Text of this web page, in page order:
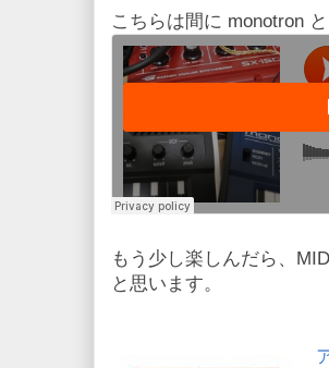
こちらは間に monotron
もう少し楽しんだら、
と思います。